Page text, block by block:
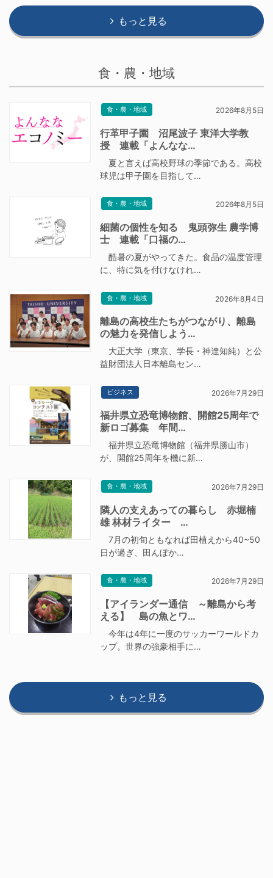
もっと見る
食・農・地域
食・農・地域 2026年8月5日
行革甲子園 沼尾波子 東洋大学教
授 連載「よんなな…
夏と言えば高校野球の季節である。高校
球児は甲子園を目指して…
食・農・地域 2026年8月5日
細菌の個性を知る 鬼頭弥生 農学博
士 連載「口福の…
酷暑の夏がやってきた。食品の温度管理
に、特に気を付けなけれ…
食・農・地域 2026年8月4日
離島の高校生たちがつながり、離島
の魅力を発信しよう…
大正大学（東京、学長・神達知純）と公
益財団法人日本離島セン…
ビジネス 2026年7月29日
福井県立恐竜博物館、開館25周年で
新ロゴ募集 年間…
福井県立恐竜博物館（福井県勝山市）
が、開館25周年を機に新…
食・農・地域 2026年7月29日
隣人の支えあっての暮らし 赤堀楠
雄 林材ライター …
7月の初旬ともなれば田植えから40~50
日が過ぎ、田んぼか…
食・農・地域 2026年7月29日
【アイランダー通信 ～離島から考
える】 島の魚とワ…
今年は4年に一度のサッカーワールドカ
ップ。世界の強豪相手に…
もっと見る